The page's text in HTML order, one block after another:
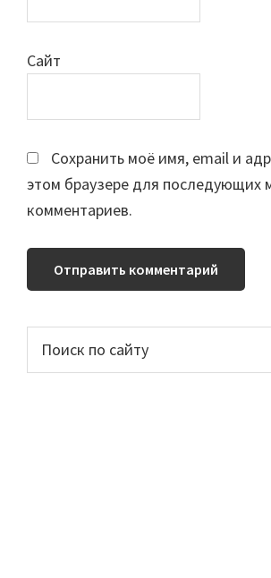
Сайт
Сохранить моё имя, email и
этом браузере для последующих
комментариев.
Основной
сайдбар